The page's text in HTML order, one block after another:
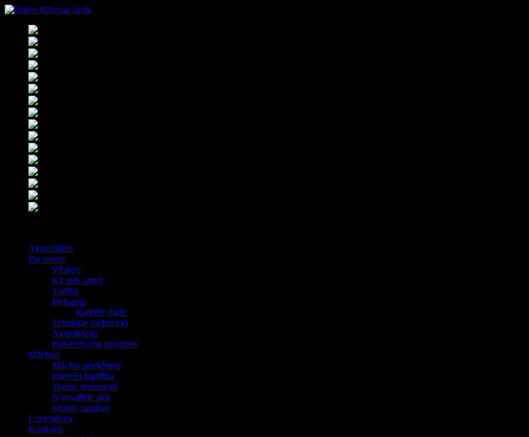
Aktualitātes
Par mums
Vēsture
Kā mūs atrast
Vadība
Pedagogi
Radošie darbi
Tehniskie darbinieki
Akreditācija
Pašvērtējuma ziņojums
Mācības
Mācību priekšmeti
Interešu izglītība
Skolas absolventi
Normatīvie akti
Stundu saraksts
Uzņemšana
Konkursi